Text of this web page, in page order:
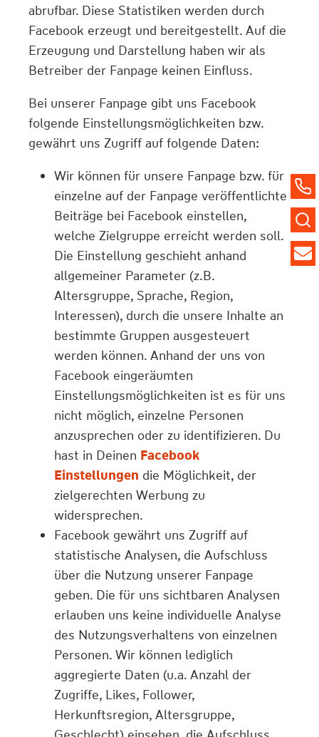
abrufbar. Diese Statistiken werden durch
Facebook erzeugt und bereitgestellt. Auf die
Erzeugung und Darstellung haben wir als
Betreiber der Fanpage keinen Einfluss.
Bei unserer Fanpage gibt uns Facebook
folgende Einstellungsmöglichkeiten bzw.
gewährt uns Zugriff auf folgende Daten:
Wir können für unsere Fanpage bzw. für
einzelne auf der Fanpage veröffentlichte
Beiträge bei Facebook einstellen,
welche Zielgruppe erreicht werden soll.
Die Einstellung geschieht anhand
allgemeiner Parameter (z.B.
Altersgruppe, Sprache, Region,
Interessen), durch die unsere Inhalte an
bestimmte Gruppen ausgesteuert
werden können. Anhand der uns von
Facebook eingeräumten
Einstellungsmöglichkeiten ist es für uns
nicht möglich, einzelne Personen
anzusprechen oder zu identifizieren. Du
hast in Deinen Facebook
Einstellungen die Möglichkeit, der
zielgerechten Werbung zu
widersprechen.
Facebook gewährt uns Zugriff auf
statistische Analysen, die Aufschluss
über die Nutzung unserer Fanpage
geben. Die für uns sichtbaren Analysen
erlauben uns keine individuelle Analyse
des Nutzungsverhaltens von einzelnen
Personen. Wir können lediglich
aggregierte Daten (u.a. Anzahl der
Zugriffe, Likes, Follower,
Herkunftsregion, Altersgruppe,